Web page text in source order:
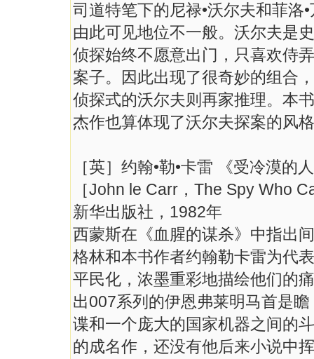
司道特笔下的尼禄•沃尔夫和菲洛
由此可见地位不一般。沃尔夫是
侦探始终不愿意出门，只喜欢侍
案子。因此出现了很奇妙的组合
侦探式的沃尔夫则再家推理。本
杰作也算体现了沃尔夫探案的风
［英］约翰•勒•卡雷 《受冷漠的
［John le Carr，The Spy Who
新华出版社，1982年
西蒙斯在《血腥的谋杀》中指出
格林和本书作者约翰勒卡雷为代
平民化，浓墨重彩地描绘他们的
出007系列的伊恩弗莱明马首是
谍和一个庞大的国家机器之间的
的成名作，还没有他后来小说中